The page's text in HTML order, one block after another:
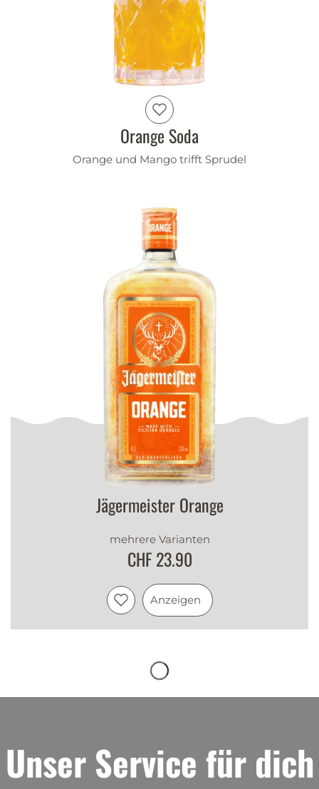
Orange Soda
Orange und Mango trifft Sprudel
Jägermeister Orange
mehrere Varianten
CHF 23.90
Anzeigen
Unser Service für dich